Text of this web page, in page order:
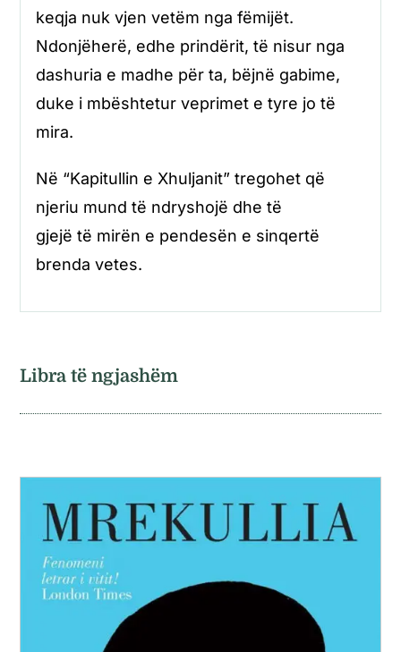
keqja nuk vjen vetëm nga fëmijët.
Ndonjëherë, edhe prindërit, të nisur nga
dashuria e madhe për ta, bëjnë gabime,
duke i mbështetur veprimet e tyre jo të
mira.
Në “Kapitullin e Xhuljanit” tregohet që
njeriu mund të ndryshojë dhe të
gjejë të mirën e pendesën e sinqertë
brenda vetes.
Libra të ngjashëm